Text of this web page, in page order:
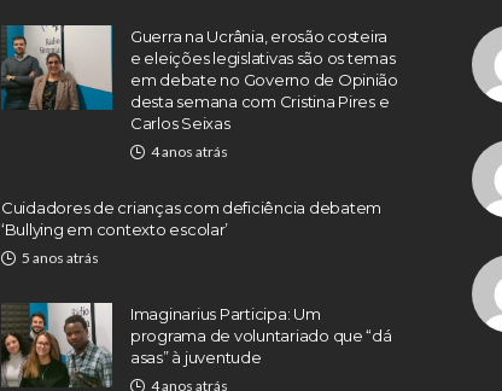
Guerra na Ucrânia, erosão costeira
e eleições legislativas são os temas
em debate no Governo de Opinião
desta semana com Cristina Pires e
Carlos Seixas
4 anos atrás
Cuidadores de crianças com deficiência debatem
‘Bullying em contexto escolar’
5 anos atrás
Imaginarius Participa: Um
programa de voluntariado que “dá
asas” à juventude
4 anos atrás